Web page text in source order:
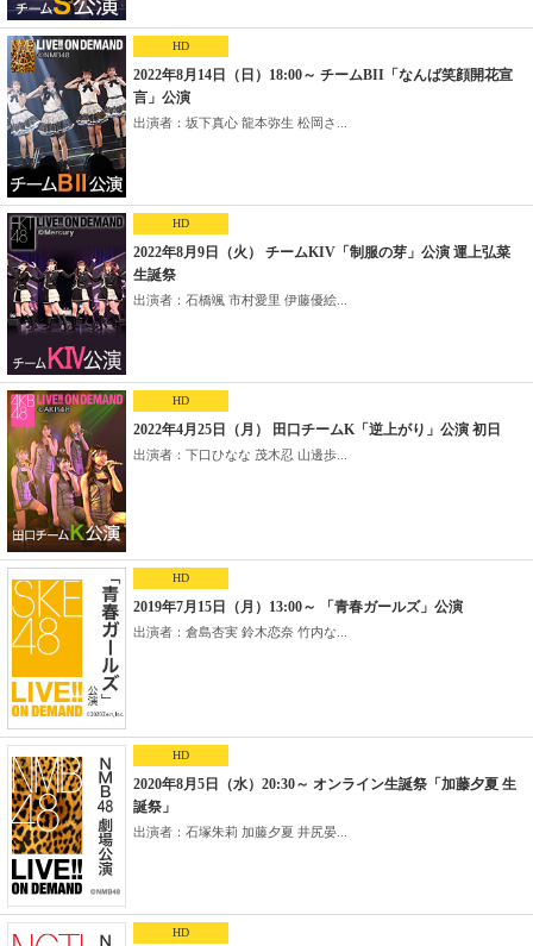
HD
2022年8月14日（日）18:00～ チームBII「なんば笑顔開花宣
言」公演
出演者：坂下真心 龍本弥生 松岡さ...
HD
2022年8月9日（火） チームKIV「制服の芽」公演 運上弘菜
生誕祭
出演者：石橋颯 市村愛里 伊藤優絵...
HD
2022年4月25日（月） 田口チームK「逆上がり」公演 初日
出演者：下口ひなな 茂木忍 山邊歩...
HD
2019年7月15日（月）13:00～ 「青春ガールズ」公演
出演者：倉島杏実 鈴木恋奈 竹内な...
HD
2020年8月5日（水）20:30～ オンライン生誕祭「加藤夕夏 生
誕祭」
出演者：石塚朱莉 加藤夕夏 井尻晏...
HD